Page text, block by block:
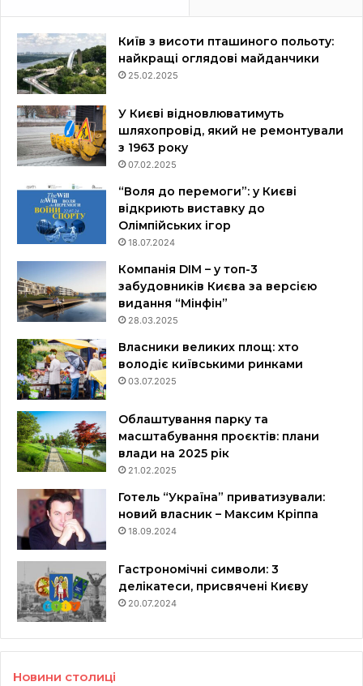
Київ з висоти пташиного польоту:
найкращі оглядові майданчики
25.02.2025
У Києві відновлюватимуть
шляхопровід, який не ремонтували
з 1963 року
07.02.2025
“Воля до перемоги”: у Києві
відкриють виставку до
Олімпійських ігор
18.07.2024
Компанія DIM – у топ-3
забудовників Києва за версією
видання “Мінфін”
28.03.2025
Власники великих площ: хто
володіє київськими ринками
03.07.2025
Облаштування парку та
масштабування проєктів: плани
влади на 2025 рік
21.02.2025
Готель “Україна” приватизували:
новий власник – Максим Кріппа
18.09.2024
Гастрономічні символи: 3
делікатеси, присвячені Києву
20.07.2024
Новини столиці